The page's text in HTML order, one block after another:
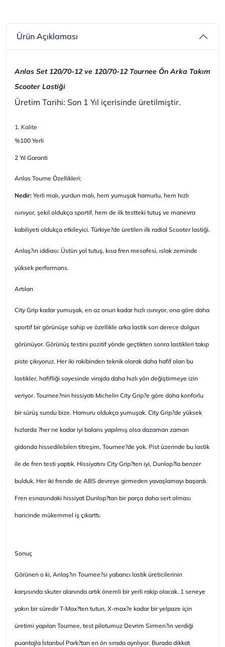
Ürün Açıklaması
Anlas Set 120/70-12 ve 120/70-12 Tournee Ön Arka Takım
Scooter Lastiği
Üretim Tarihi: Son 1 Yıl içerisinde üretilmiştir.
1. Kalite
%100 Yerli
2 Yıl Garanti
Anlas Tourne Özellikleri;
Nedir: Yerli malı, yurdun malı, hem yumuşak hamurlu, hem hızlı
ısınıyor, şekil oldukça sportif, hem de ilk testteki tutuş ve manevra
kabiliyeti oldukça etkileyici. Türkiye?de üretilen ilk radial Scooter lastiği.
Anlaş?ın iddiası: Üstün yol tutuş, kısa fren mesafesi, ıslak zeminde
yüksek performans.
Artıları
City Grip kadar yumuşak, en az onun kadar hızlı ısınıyor, ona göre daha
sportif bir görünüşe sahip ve özellikle arka lastik son derece dolgun
görünüyor. Görünüş testini pozitif yönde geçtikten sonra lastikleri takıp
piste çıkıyoruz. Her iki rakibinden teknik olarak daha hafif olan bu
lastikler, hafifliği sayesinde virajda daha hızlı yön değiştirmeye izin
veriyor. Tournee?nin hissiyatı Michelin City Grip?e göre daha konforlu
bir sürüş sundu bize. Hamuru oldukça yumuşak. City Grip?de yüksek
hızlarda ?her ne kadar iyi balans yapılmış olsa dazaman zaman
gidonda hissedilebilen titreşim, Tournee?de yok. Pist üzerinde bu lastik
ile de fren testi yaptık. Hissiyatını City Grip?ten iyi, Dunlop?la benzer
bulduk. Her iki frende de ABS devreye girmeden yavaşlamayı başardı.
Fren esnasındaki hissiyat Dunlop?tan bir parça daha sert olması
haricinde mükemmel iş çıkarttı.
Sonuç
Görünen o ki, Anlaş?ın Tournee?si yabancı lastik üreticilerinin
karşısında skuter alanında artık önemli bir yerli rakip olacak. 1 seneye
yakın bir süredir T-Max?ten tutun, X-max?e kadar bir yelpaze için
üretimi yapılan Tournee, test pilotumuz Devrim Sirmen?in verdiği
puantajla İstanbul Park?tan en ön sırada ayrılıyor. Burada dikkat